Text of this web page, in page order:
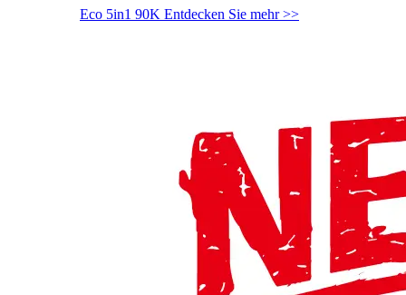
Eco 5in1 90K Entdecken Sie mehr >>